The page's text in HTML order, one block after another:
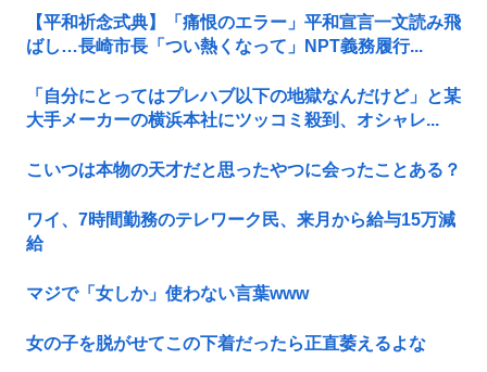
【平和祈念式典】「痛恨のエラー」平和宣言一文読み飛
ばし…長崎市長「つい熱くなって」NPT義務履行...
「自分にとってはプレハブ以下の地獄なんだけど」と某
大手メーカーの横浜本社にツッコミ殺到、オシャレ...
こいつは本物の天才だと思ったやつに会ったことある？
ワイ、7時間勤務のテレワーク民、来月から給与15万減
給
マジで「女しか」使わない言葉www
女の子を脱がせてこの下着だったら正直萎えるよな